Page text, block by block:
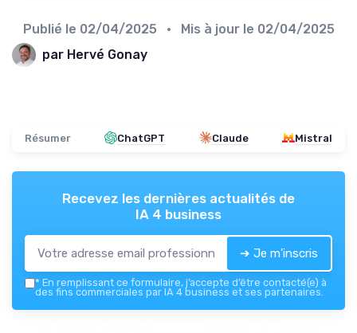
Publié le 02/04/2025 • Mis à jour le 02/04/2025
par Hervé Gonay
Résumer ChatGPT Claude Mistral
Recevez les dernières actualités de
IA 4 business
➔ Je m'inscris
* En remplissant ce formulaire, j’accepte d’être contacté(e) à
des fins commerciales par IA 4 business et ses partenaires.